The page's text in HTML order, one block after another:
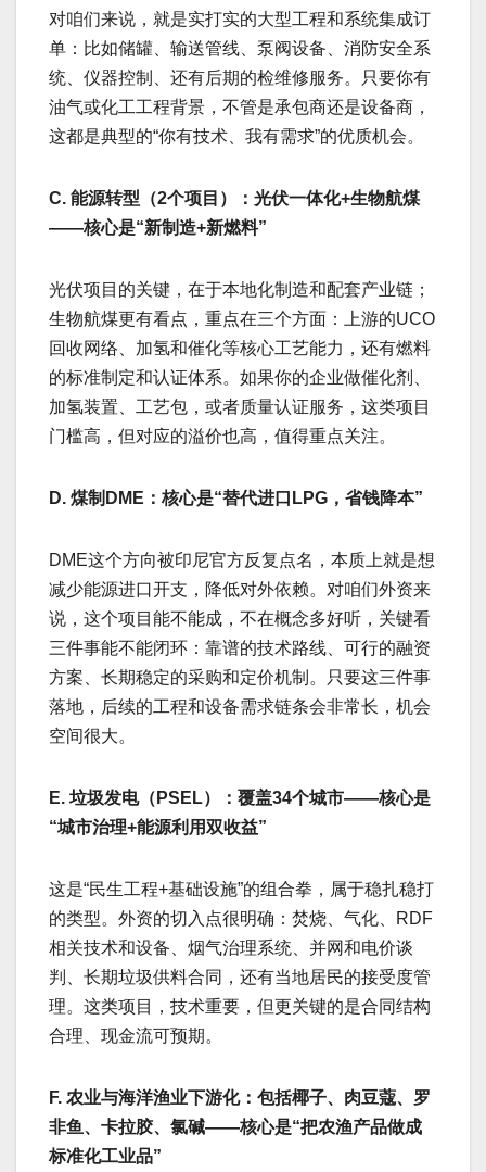
对咱们来说，就是实打实的大型工程和系统集成订
单：比如储罐、输送管线、泵阀设备、消防安全系
统、仪器控制、还有后期的检维修服务。只要你有
油气或化工工程背景，不管是承包商还是设备商，
这都是典型的“你有技术、我有需求”的优质机会。
C. 能源转型（2个项目）：光伏一体化+生物航煤
——核心是“新制造+新燃料”
光伏项目的关键，在于本地化制造和配套产业链；
生物航煤更有看点，重点在三个方面：上游的UCO
回收网络、加氢和催化等核心工艺能力，还有燃料
的标准制定和认证体系。如果你的企业做催化剂、
加氢装置、工艺包，或者质量认证服务，这类项目
门槛高，但对应的溢价也高，值得重点关注。
D. 煤制DME：核心是“替代进口LPG，省钱降本”
DME这个方向被印尼官方反复点名，本质上就是想
减少能源进口开支，降低对外依赖。对咱们外资来
说，这个项目能不能成，不在概念多好听，关键看
三件事能不能闭环：靠谱的技术路线、可行的融资
方案、长期稳定的采购和定价机制。只要这三件事
落地，后续的工程和设备需求链条会非常长，机会
空间很大。
E. 垃圾发电（PSEL）：覆盖34个城市——核心是
“城市治理+能源利用双收益”
这是“民生工程+基础设施”的组合拳，属于稳扎稳打
的类型。外资的切入点很明确：焚烧、气化、RDF
相关技术和设备、烟气治理系统、并网和电价谈
判、长期垃圾供料合同，还有当地居民的接受度管
理。这类项目，技术重要，但更关键的是合同结构
合理、现金流可预期。
F. 农业与海洋渔业下游化：包括椰子、肉豆蔻、罗
非鱼、卡拉胶、氯碱——核心是“把农渔产品做成
标准化工业品”